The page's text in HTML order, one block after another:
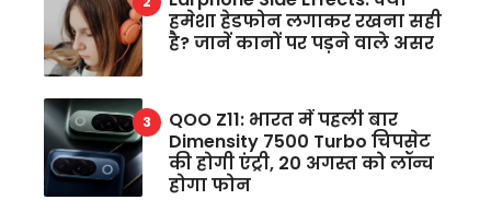
हमेशा हेडफोन लगाकर रखना सही
है? जानें कानों पर पड़ने वाले असर
QOO Z11: भारत में पहली बार
Dimensity 7500 Turbo चिपसेट
की होगी एंट्री, 20 अगस्त को लॉन्च
होगा फोन